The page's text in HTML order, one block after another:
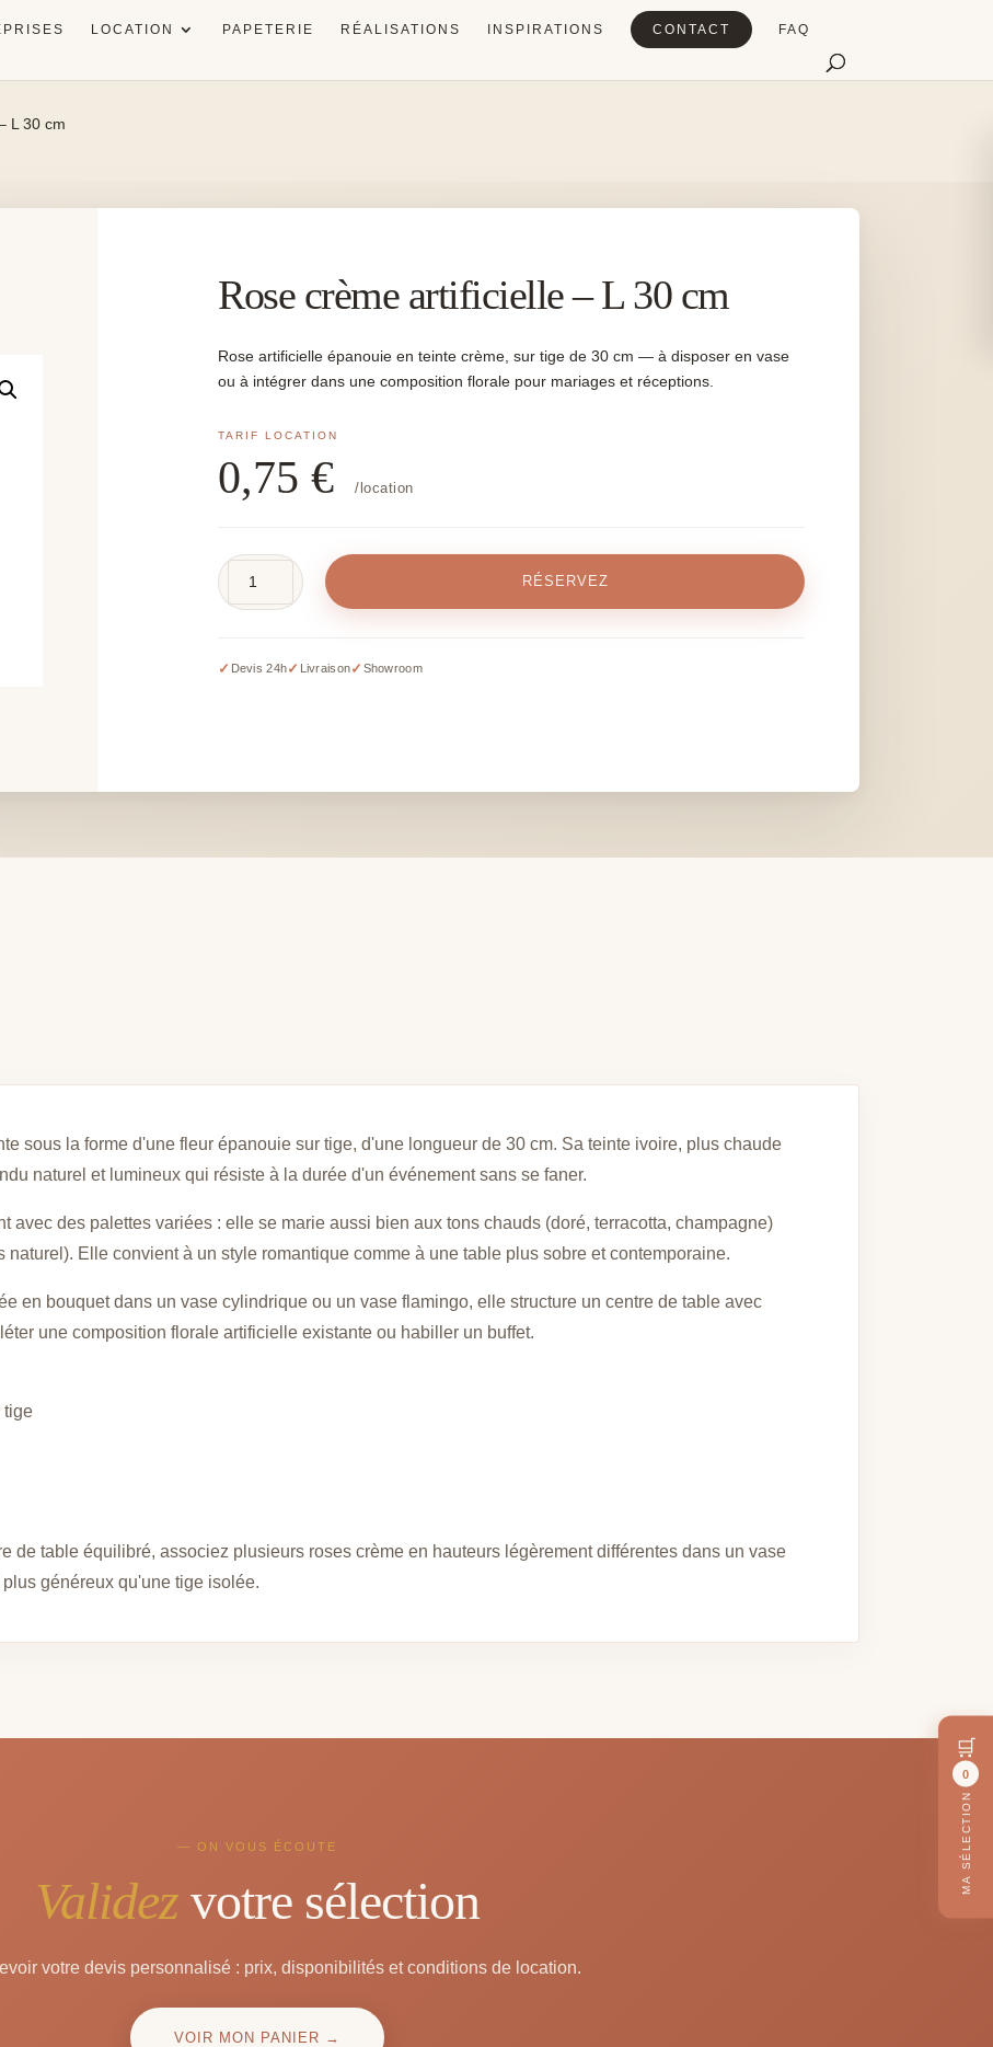
LOCATION PAPETERIE RÉALISATIONS INSPIRATIONS CONTACT FAQ
L 30 cm
Rose crème artificielle – L 30 cm
Rose artificielle épanouie en teinte crème, sur tige de 30 cm — à disposer en vase
ou à intégrer dans une composition florale pour mariages et réceptions.
0,75€ /location
artificielle
RÉSERVEZ
✓ Devis 24h✓ Livraison✓ Showroom
sous la forme d'une fleur épanouie sur tige, d'une longueur de 30 cm. Sa teinte ivoire, plus chaude
naturel et lumineux qui résiste à la durée d'un événement sans se faner.
avec des palettes variées : elle se marie aussi bien aux tons chauds (doré, terracotta, champagne)
Elle convient à un style romantique comme à une table plus sobre et contemporaine.
en bouquet dans un vase cylindrique ou un vase flamingo, elle structure un centre de table avec
une composition florale artificielle existante ou habiller un buffet.
tige
de table équilibré, associez plusieurs roses crème en hauteurs légèrement différentes dans un vase
généreux qu'une tige isolée.
— ON VOUS ÉCOUTE
Validez votre sélection
votre devis personnalisé : prix, disponibilités et conditions de location.
VOIR MON PANIER →
🛒
0
MA SÉLECTION